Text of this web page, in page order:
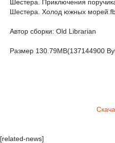
Шестера. Приключения
Шестера. Холод южных
Автор сборки: Old Librarian
Размер 130.79MB(137144900
[related-news]